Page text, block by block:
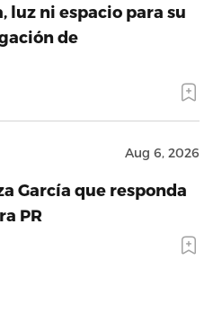
luz ni espacio para su
de
Aug 6, 2026
García que responda
PR